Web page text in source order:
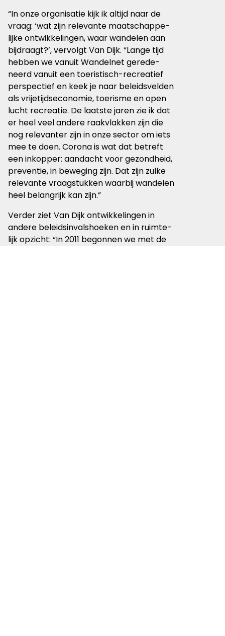
“In onze organisatie kijk ik altijd naar de
vraag: ‘wat zijn relevante maatschappe­
lijke ontwikkelingen, waar wandelen aan
bijdraagt?’, vervolgt Van Dijk. “Lange tijd
hebben we vanuit Wandelnet gerede­
neerd vanuit een toeristisch-recreatief
perspectief en keek je naar beleidsvelden
als vrijetijdseconomie, toerisme en open
lucht recreatie. De laatste jaren zie ik dat
er heel veel andere raakvlakken zijn die
nog relevanter zijn in onze sector om iets
mee te doen. Corona is wat dat betreft
een inkopper: aandacht voor gezondheid,
preventie, in beweging zijn. Dat zijn zulke
relevante vraagstukken waarbij wandelen
heel belangrijk kan zijn.”
Verder ziet Van Dijk ontwikkelingen in
andere beleidsinvalshoeken en in ruimte­
lijk opzicht: “In 2011 begonnen we met de